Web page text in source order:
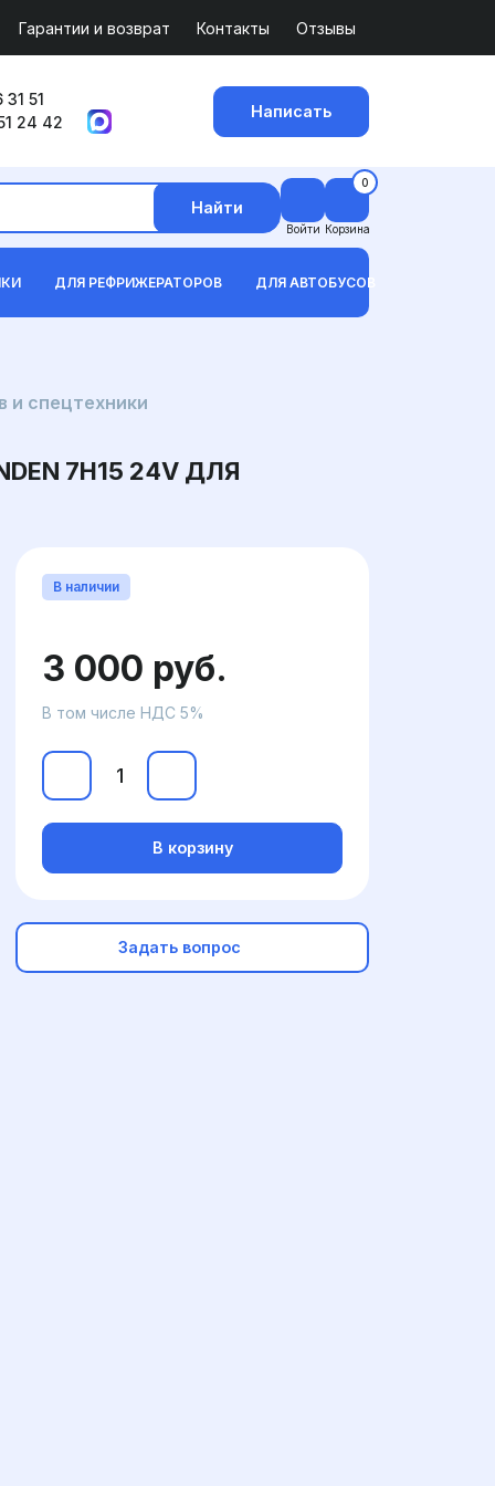
Гарантии и возврат Контакты Отзывы
51
24 42
Написать
Найти
Войти
0
Корзина
ДЛЯ РЕФРИЖЕРАТОРОВ ДЛЯ АВТОБУСОВ
и спецтехники
7H15 24V ДЛЯ
В наличии
3 000 руб.
В том числе НДС 5%
В корзину
Задать вопрос